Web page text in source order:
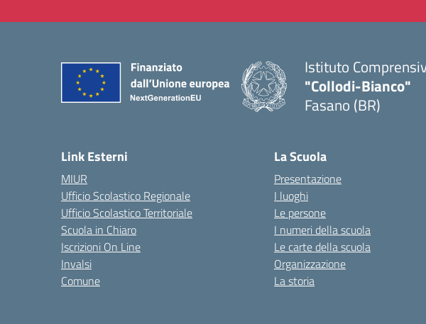
Istituto
"Collodi-Bianco"
Fasano (BR)
Link Esterni
MIUR
Ufficio Scolastico Regionale
Ufficio Scolastico Territoriale
Scuola in Chiaro
Iscrizioni On Line
Invalsi
Comune
La Scuola
Presentazione
I luoghi
Le persone
I numeri della scuola
Le carte della scuola
Organizzazione
La storia